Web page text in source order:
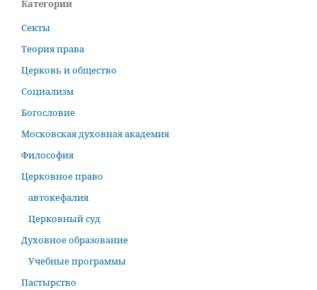
Категории
Секты
Теория права
Церковь и общество
Социализм
Богословие
Московская духовная академия
Философия
Церковное право
автокефалия
Церковный суд
Духовное образование
Учебные программы
Пастырство